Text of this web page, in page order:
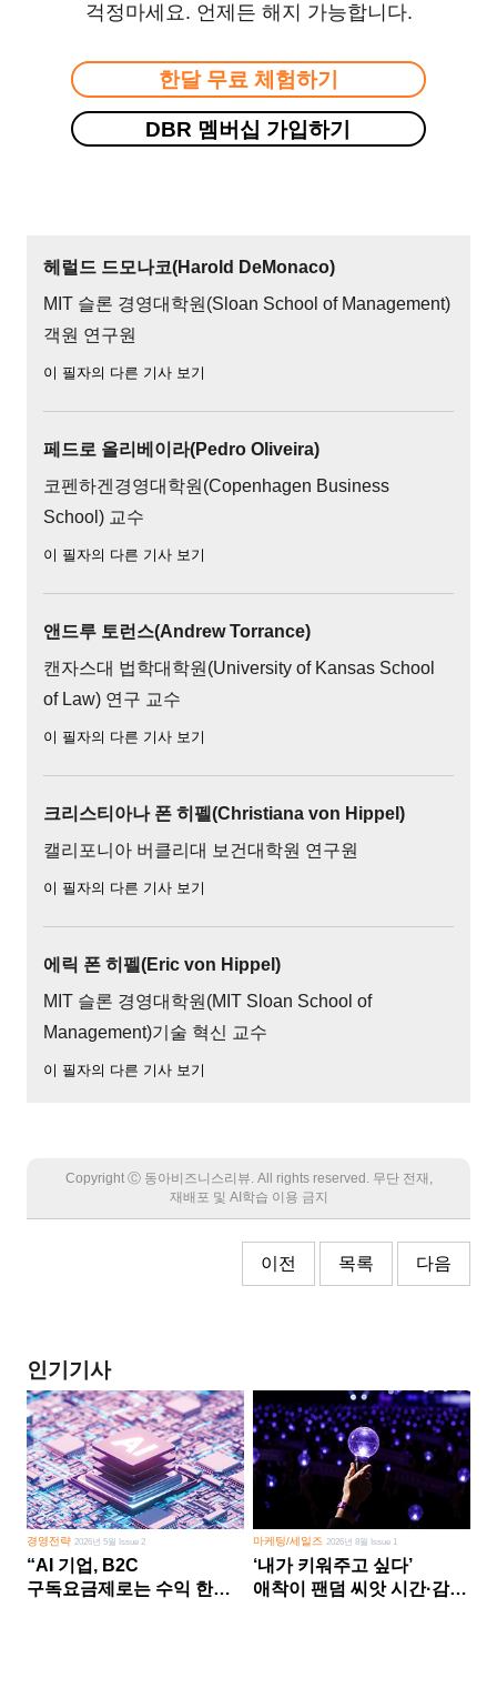
걱정마세요. 언제든 해지 가능합니다.
한달 무료 체험하기
DBR 멤버십 가입하기
헤럴드 드모나코(Harold DeMonaco)
MIT 슬론 경영대학원(Sloan School of Management)
객원 연구원
이 필자의 다른 기사 보기
페드로 올리베이라(Pedro Oliveira)
코펜하겐경영대학원(Copenhagen Business
School) 교수
이 필자의 다른 기사 보기
앤드루 토런스(Andrew Torrance)
캔자스대 법학대학원(University of Kansas School
of Law) 연구 교수
이 필자의 다른 기사 보기
크리스티아나 폰 히펠(Christiana von Hippel)
캘리포니아 버클리대 보건대학원 연구원
이 필자의 다른 기사 보기
에릭 폰 히펠(Eric von Hippel)
MIT 슬론 경영대학원(MIT Sloan School of
Management)기술 혁신 교수
이 필자의 다른 기사 보기
Copyright Ⓒ 동아비즈니스리뷰. All rights reserved. 무단 전재,
재배포 및 AI학습 이용 금지
이전 목록 다음
인기기사
경영전략2026년 5월 Issue 2
“AI 기업, B2C
구독요금제로는 수익 한계
마케팅/세일즈 2026년 8월 Issue 1
‘내가 키워주고 싶다’
애착이 팬덤 씨앗 시간·감정